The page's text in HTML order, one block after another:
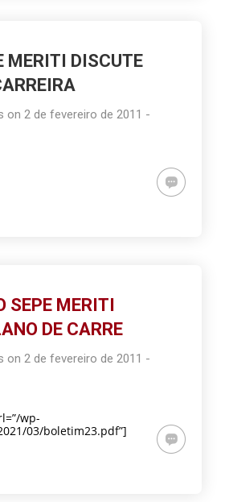
MERITI DISCUTE
on2 de fevereiro de 2011 -
SEPE MERITI
DE CARRE
on2 de fevereiro de 2011 -
wp-
03/boletim23.pdf”]